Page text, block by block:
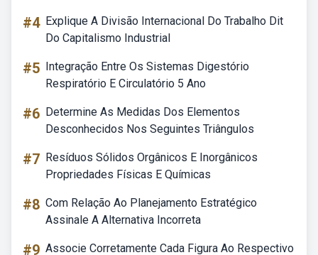
#4 Explique A Divisão Internacional Do Trabalho Dit
Do Capitalismo Industrial
#5 Integração Entre Os Sistemas Digestório
Respiratório E Circulatório 5 Ano
#6 Determine As Medidas Dos Elementos
Desconhecidos Nos Seguintes Triângulos
#7 Resíduos Sólidos Orgânicos E Inorgânicos
Propriedades Físicas E Químicas
#8 Com Relação Ao Planejamento Estratégico
Assinale A Alternativa Incorreta
#9 Associe Corretamente Cada Figura Ao Respectivo